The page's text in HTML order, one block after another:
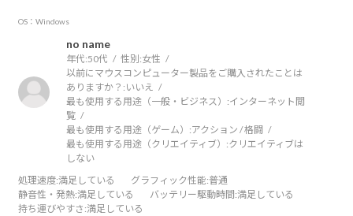
OS：Windows
no name
年代:50代 性別:女性
以前にマウスコンピューター製品をご購入されたことは
ありますか？: いいえ
最も使用する用途（一般・ビジネス）:インターネット閲
覧
最も使用する用途（ゲーム）:アクション / 格闘
最も使用する用途（クリエイティブ）:クリエイティブは
しない
処理速度:満足している グラフィック性能:普通
静音性・発熱:満足している バッテリー駆動時間 :満足している
持ち運びやすさ :満足している